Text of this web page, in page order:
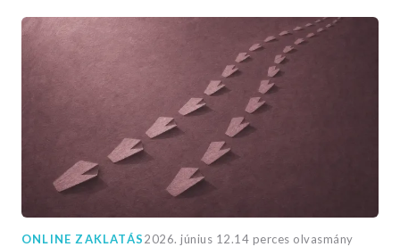
ONLINE ZAKLATÁS2026. június 12.14 perces olvasmány